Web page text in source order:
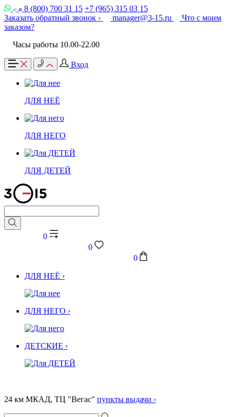
8 (800) 700 31 15 +7 (965) 315 03 15
Заказать обратный звонок ›
manager@3-15.ru
Что с моим
заказом?
Часы работы 10.00-22.00
Вход
ДЛЯ НЕЁ
ДЛЯ НЕГО
ДЛЯ ДЕТЕЙ
0
0
0
ДЛЯ НЕЁ ›
ДЛЯ НЕГО ›
ДЕТСКИЕ ›
24 км МКАД, ТЦ "Вегас" пункты выдачи ›